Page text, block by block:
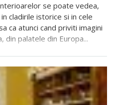
se poate vedea,
cladirile istorice si in cele
ca atunci cand priviti imagini
din palatele din Europa...